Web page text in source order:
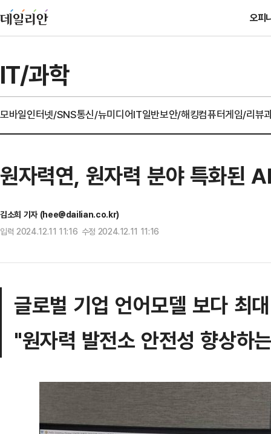
오피
IT/과학
모바일인터넷/SNS통신/뉴미디어IT일반보안/해킹컴퓨터게임/리뷰
원자력연, 원자력 분야 특화된
김소희 기자 (hee@dailian.co.kr)
입력 2024.12.11 11:16 수정 2024.12.11 11:16
글로벌 기업 언어모델 보다 최
"원자력 발전소 안전성 향상하